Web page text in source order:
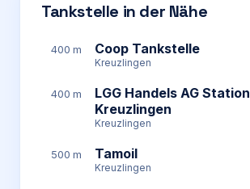
Tankstelle in der Nähe
400 m Coop Tankstelle
Kreuzlingen
400 m
LGG Handels AG Station
Kreuzlingen
Kreuzlingen
500 m Tamoil
Kreuzlingen